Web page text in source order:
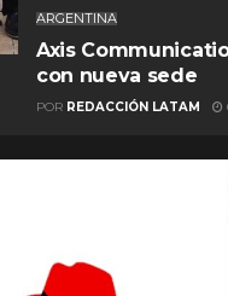
ARGENTINA
Axis
con nueva sede
POR REDACCIÓN LATAM